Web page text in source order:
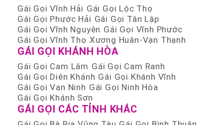
Gái Gọi Vĩnh Hải Gái Gọi Lộc Thọ
Gái Gọi Phước Hải Gái Gọi Tân Lập
Gái Gọi Vĩnh Nguyên Gái Gọi Vĩnh Phước
Gái Gọi Vĩnh Thọ Xương Huân-Vạn Thạnh
GÁI GỌI KHÁNH HÒA
Gái Gọi Cam Lâm Gái Gọi Cam Ranh
Gái Gọi Diên Khánh Gái Gọi Khánh Vĩnh
Gái Gọi Vạn Ninh Gái Gọi Ninh Hòa
Gái Gọi Khánh Sơn
GÁI GỌI CÁC TỈNH KHÁC